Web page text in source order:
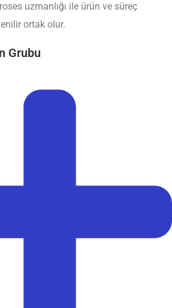
uzmanlığı ile ürün ve süreç
ortak olur.
Grubu